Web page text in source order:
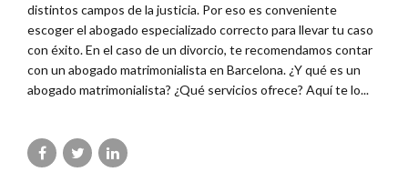
distintos campos de la justicia. Por eso es conveniente
escoger el abogado especializado correcto para llevar tu caso
con éxito. En el caso de un divorcio, te recomendamos contar
con un abogado matrimonialista en Barcelona. ¿Y qué es un
abogado matrimonialista? ¿Qué servicios ofrece? Aquí te lo...